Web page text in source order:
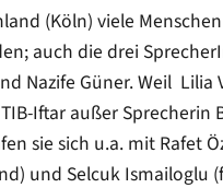
(Köln) viele
auch die drei
Nazife Güner. Weil
Iftar außer Sprecherin
sie sich u.a. mit Rafet
und Selcuk Ismailoglu